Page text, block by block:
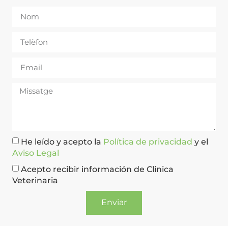
He leído y acepto la Política de privacidad y el
Aviso Legal
Acepto recibir información de Clinica
Veterinaria
Enviar